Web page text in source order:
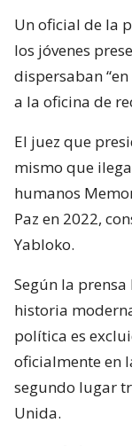
Un oficial de la
los jóvenes
dispersaban
a la oficina de
El juez que
mismo que
humanos
Paz en 2022,
Yabloko.
Según la
historia
política es
oficialmente en
segundo lugar
Unida.